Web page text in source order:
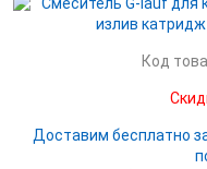
Код
Доставим бесплатно